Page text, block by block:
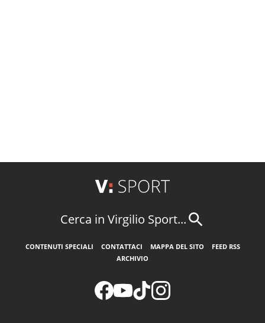
Cerca in Virgilio Sport...
CONTENUTI SPECIALI CONTATTACI MAPPA DEL SITO
FEED RSS
ARCHIVIO